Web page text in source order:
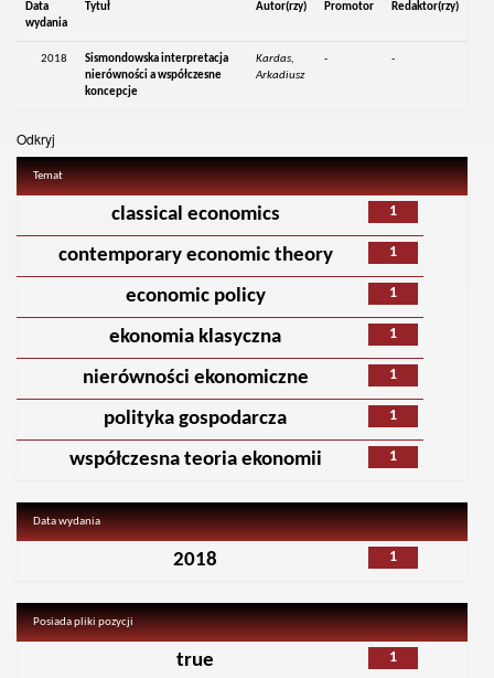
Data
wydania
Tytuł Autor(rzy) Promotor Redaktor(rzy)
2018
Sismondowska interpretacja
nierówności a współczesne
koncepcje
Kardas,
Arkadiusz
- -
Odkryj
Temat
1
classical economics
1
contemporary economic theory
1
economic policy
1
ekonomia klasyczna
1
nierówności ekonomiczne
1
polityka gospodarcza
1
współczesna teoria ekonomii
Data wydania
1
2018
Posiada pliki pozycji
1
true